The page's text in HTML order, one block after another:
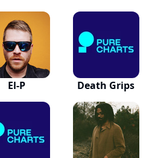
El-P Death Grips